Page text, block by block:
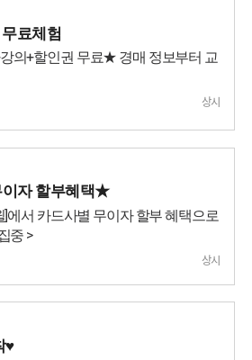
료체험
의+할인권 무료★ 경매 정보부터 교
상시
자 할부혜택★
]에서 카드사별 무이자 할부 혜택으로
중 >
상시
♥